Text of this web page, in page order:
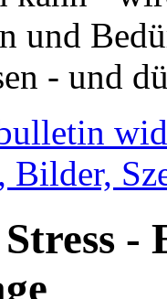
und
- und
Bilder,
-